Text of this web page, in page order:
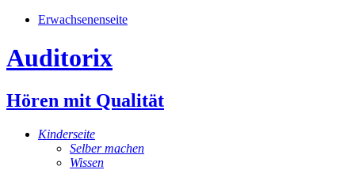
Erwachsenenseite
Auditorix
Hören mit Qualität
Kinderseite
Selber machen
Wissen